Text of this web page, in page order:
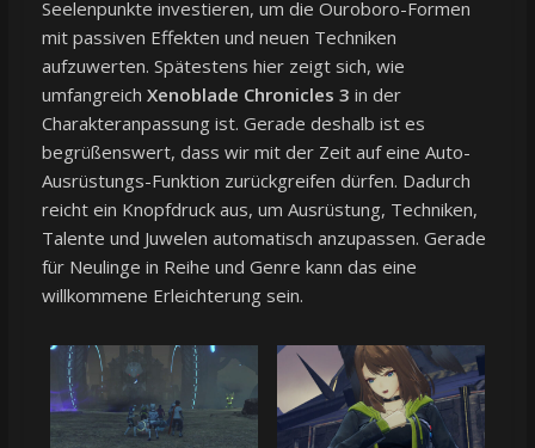
Seelenpunkte investieren, um die Ouroboro-Formen
mit passiven Effekten und neuen Techniken
aufzuwerten. Spätestens hier zeigt sich, wie
umfangreich Xenoblade Chronicles 3 in der
Charakteranpassung ist. Gerade deshalb ist es
begrüßenswert, dass wir mit der Zeit auf eine Auto-
Ausrüstungs-Funktion zurückgreifen dürfen. Dadurch
reicht ein Knopfdruck aus, um Ausrüstung, Techniken,
Talente und Juwelen automatisch anzupassen. Gerade
für Neulinge in Reihe und Genre kann das eine
willkommene Erleichterung sein.